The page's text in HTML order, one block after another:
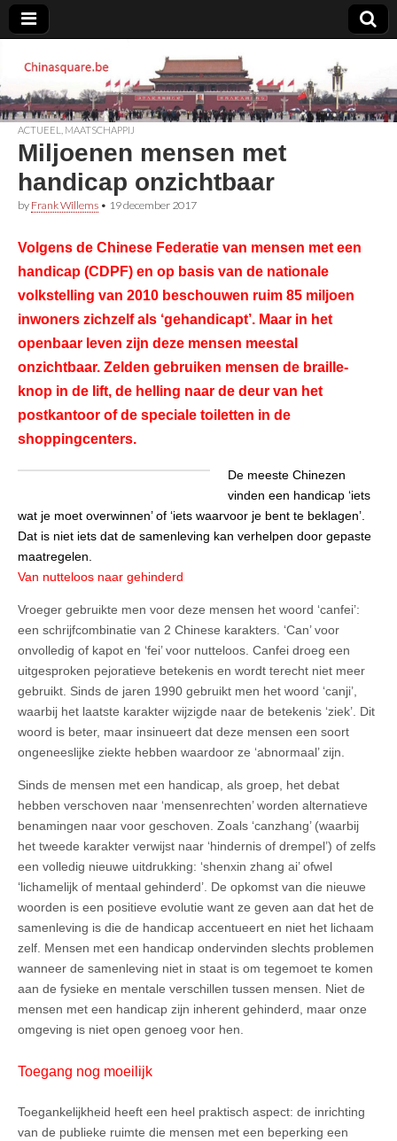
Chinasquare.be
ACTUEEL MAATSCHAPPIJ
Miljoenen mensen met
handicap onzichtbaar
by Frank Willems • 19 december 2017
Volgens de Chinese Federatie van mensen met een
handicap (CDPF) en op basis van de nationale
volkstelling van 2010 beschouwen ruim 85 miljoen
inwoners zichzelf als ‘gehandicapt’. Maar in het
openbaar leven zijn deze mensen meestal
onzichtbaar. Zelden gebruiken mensen de braille-
knop in de lift, de helling naar de deur van het
postkantoor of de speciale toiletten in de
shoppingcenters.
De meeste Chinezen
vinden een handicap ‘iets
wat je moet overwinnen’ of ‘iets waarvoor je bent te beklagen’.
Dat is niet iets dat de samenleving kan verhelpen door gepaste
maatregelen.
Van nutteloos naar gehinderd
Vroeger gebruikte men voor deze mensen het woord ‘canfei’:
een schrijfcombinatie van 2 Chinese karakters. ‘Can’ voor
onvolledig of kapot en ‘fei’ voor nutteloos. Canfei droeg een
uitgesproken pejoratieve betekenis en wordt terecht niet meer
gebruikt. Sinds de jaren 1990 gebruikt men het woord ‘canji’,
waarbij het laatste karakter wijzigde naar de betekenis ‘ziek’. Dit
woord is beter, maar insinueert dat deze mensen een soort
ongeneeslijke ziekte hebben waardoor ze ‘abnormaal’ zijn.
Sinds de mensen met een handicap, als groep, het debat
hebben verschoven naar ‘mensenrechten’ worden alternatieve
benamingen naar voor geschoven. Zoals ‘canzhang’ (waarbij
het tweede karakter verwijst naar ‘hindernis of drempel’) of zelfs
een volledig nieuwe uitdrukking: ‘shenxin zhang ai’ ofwel
‘lichamelijk of mentaal gehinderd’. De opkomst van die nieuwe
woorden is een positieve evolutie want ze geven aan dat het de
samenleving is die de handicap accentueert en niet het lichaam
zelf. Mensen met een handicap ondervinden slechts problemen
wanneer de samenleving niet in staat is om tegemoet te komen
aan de fysieke en mentale verschillen tussen mensen. Niet de
mensen met een handicap zijn inherent gehinderd, maar onze
omgeving is niet open genoeg voor hen.
Toegang nog moeilijk
Toegankelijkheid heeft een heel praktisch aspect: de inrichting
van de publieke ruimte die mensen met een beperking een